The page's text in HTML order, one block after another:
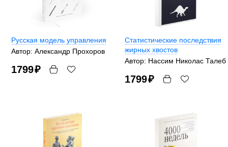
Русская модель управления
Автор: Александр Прохоров
1799₽
Статистические последствия
жирных хвостов
Автор: Нассим Николас Талеб
1799₽